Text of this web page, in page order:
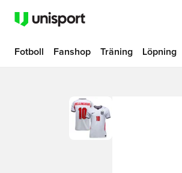
Fotboll Fanshop Träning Löpning